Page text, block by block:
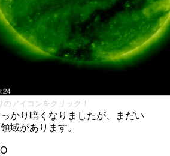
アイコンをクリック！
かり暗くなりましたが、まだい
域があります。